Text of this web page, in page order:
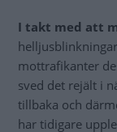
I takt med att
mottrafikanter
sved det rejält i
tillbaka och
har tidigare